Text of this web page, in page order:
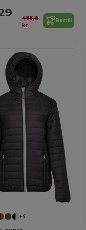
488,15
kr
Bestill
+4